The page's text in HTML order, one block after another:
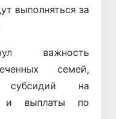
выполняться за
важность
семей,
субсидий на
и выплаты по